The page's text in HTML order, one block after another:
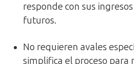
responde con sus
futuros.
No requieren avales
simplifica el proceso para